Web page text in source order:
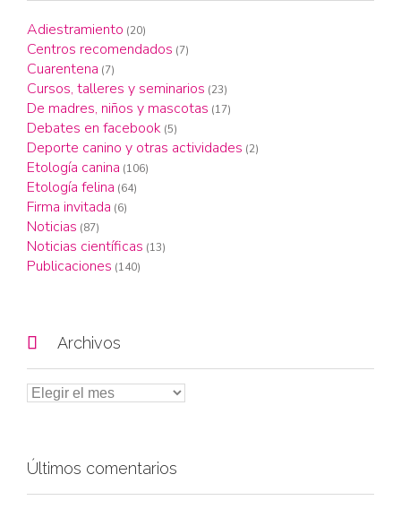
Adiestramiento (20)
Centros recomendados (7)
Cuarentena (7)
Cursos, talleres y seminarios (23)
De madres, niños y mascotas (17)
Debates en facebook (5)
Deporte canino y otras actividades (2)
Etología canina (106)
Etología felina (64)
Firma invitada (6)
Noticias (87)
Noticias científicas (13)
Publicaciones (140)
 Archivos
Últimos comentarios